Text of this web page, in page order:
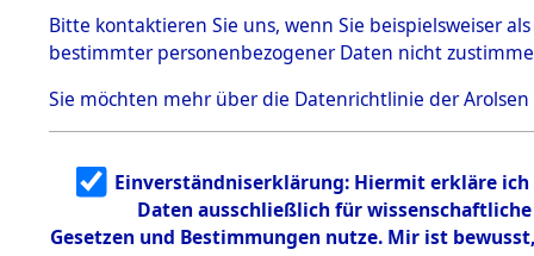
5.3.1 Alliierte
Erhebungen
zu
Todesmärsch
en
5.3.2
Identifizierun
g
5.3.3
Todesmärsch
Bitte kontaktieren Sie uns, wenn Sie beispielsweiser
bestimmter personenbezogener Daten nicht
Sie möchten mehr über die Datenrichtlinie der Arolsen
Einverständniserklärung: Hiermit erkläre
Daten ausschließlich für
Gesetzen und Bestimmungen nutze. Mir ist